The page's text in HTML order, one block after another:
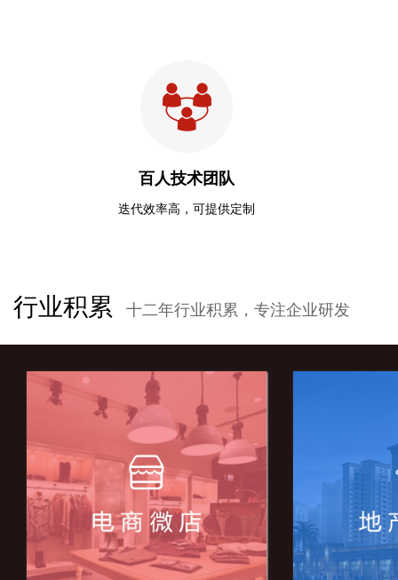
百人技术团队
迭代效率高，可提供定制
行业积累 十二年行业积累，专注企业研发